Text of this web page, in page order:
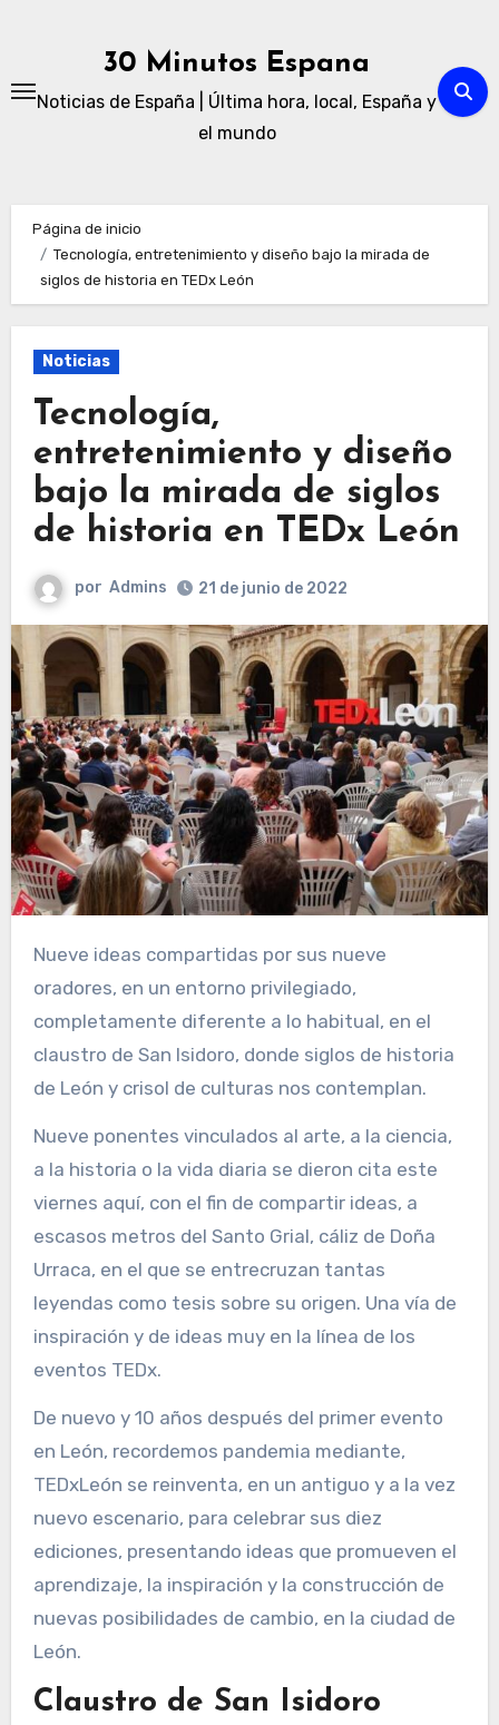
30 Minutos Espana
Noticias de España | Última hora, local, España y
el mundo
Página de inicio
Tecnología, entretenimiento y diseño bajo la mirada de
siglos de historia en TEDx León
Noticias
Tecnología,
entretenimiento y diseño
bajo la mirada de siglos
de historia en TEDx León
por Admins 21 de junio de 2022
Nueve ideas compartidas por sus nueve
oradores, en un entorno privilegiado,
completamente diferente a lo habitual, en el
claustro de San Isidoro, donde siglos de historia
de León y crisol de culturas nos contemplan.
Nueve ponentes vinculados al arte, a la ciencia,
a la historia o la vida diaria se dieron cita este
viernes aquí, con el fin de compartir ideas, a
escasos metros del Santo Grial, cáliz de Doña
Urraca, en el que se entrecruzan tantas
leyendas como tesis sobre su origen. Una vía de
inspiración y de ideas muy en la línea de los
eventos TEDx.
De nuevo y 10 años después del primer evento
en León, recordemos pandemia mediante,
TEDxLeón se reinventa, en un antiguo y a la vez
nuevo escenario, para celebrar sus diez
ediciones, presentando ideas que promueven el
aprendizaje, la inspiración y la construcción de
nuevas posibilidades de cambio, en la ciudad de
León.
Claustro de San Isidoro